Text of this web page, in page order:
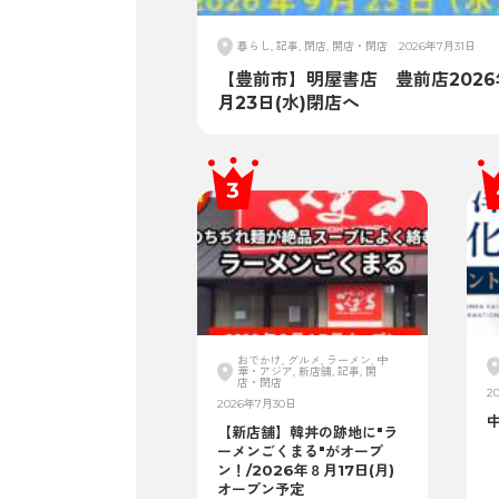
暮らし, 記事, 閉店, 開店・閉店 2026年7月31日
【豊前市】明屋書店 豊前店
月23日(水)閉店へ
おでかけ, グルメ, ラーメン, 中
華・アジア, 新店舗, 記事, 開
店・閉店
2026年7月30日
【新店舗】韓丼の跡地に"ラ
ーメンごくまる"がオープ
ン！/2026年８月17日(月)
オープン予定